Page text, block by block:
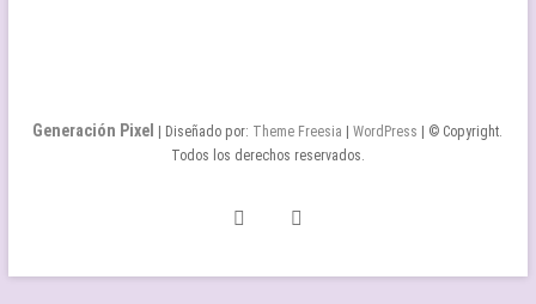
Generación Pixel | Diseñado por: Theme Freesia |WordPress | © Copyright.
Todos los derechos reservados.
Twitter